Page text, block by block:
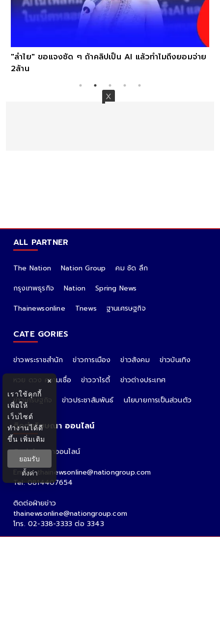
"ลำไย" ขอแจงชัด ๆ ถ้าคลิปเป็น AI แล้วทำไมถึงยอมจ่าย
2ล้าน
ALL PARTNER
The Nation Nation Group
คม ชัด ลึก
กรุงเทพธุรกิจ
Nation
Spring News
Thainewsonline
Tnews ฐานเศรษฐกิจ
CATE GORIES
ข่าวพระราชสำนัก ข่าวการเมือง ข่าวสังคม
ข่าวบันเทิง
หวย ดวง ความเชื่อ
ข่าววาไรตี้
ข่าวต่างประเทศ
ข่าวเศรษฐกิจ
ข่าวประชาสัมพันธ์ นโยบายการเป็นส่วนตัว
ติดต่อโฆษณา ออนไลน์
ติดต่อโฆษณาออนไลน์
คุณอ้อ
Email : thainewsonline@nationgroup.com
Tel: 0814407654
ติดต่อฝ่ายข่าว
thainewsonline@nationgroup.com
โทร. 02-338-3333 ต่อ 3343
×
เราใช้คุกกี้
เพื่อให้
เว็บไซต์
ทำงานได้ดี
ขึ้น เพิ่มเติม
ยอมรับ
ตั้งค่า